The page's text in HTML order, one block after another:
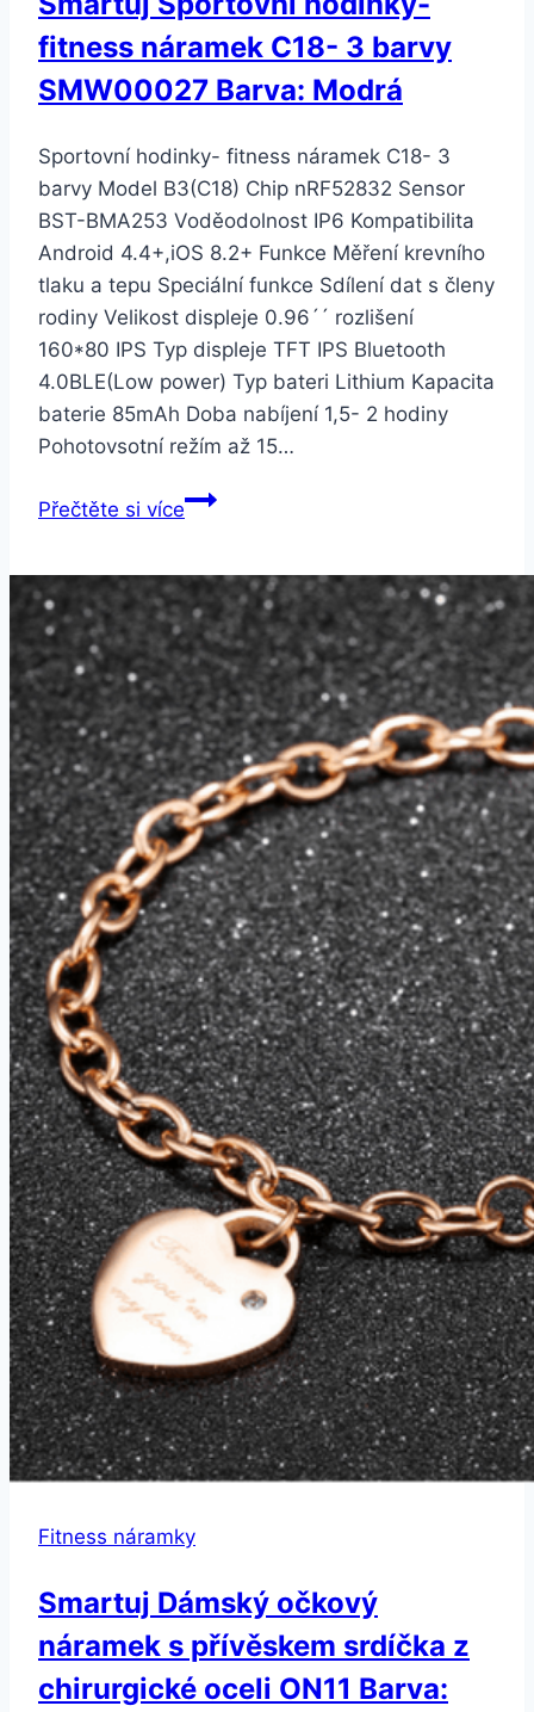
fitness náramek C18- 3 barvy
SMW00027 Barva: Modrá
Sportovní hodinky- fitness náramek C18- 3
barvy Model B3(C18) Chip nRF52832 Sensor
BST-BMA253 Voděodolnost IP6 Kompatibilita
Android 4.4+,iOS 8.2+ Funkce Měření krevního
tlaku a tepu Speciální funkce Sdílení dat s členy
rodiny Velikost displeje 0.96´´ rozlišení
160*80 IPS Typ displeje TFT IPS Bluetooth
4.0BLE(Low power) Typ bateri Lithium Kapacita
baterie 85mAh Doba nabíjení 1,5- 2 hodiny
Pohotovsotní režím až 15…
Přečtěte si víceSmartuj
fitness
náramek
C18-
3
barvy
SMW00027
Barva:
Modrá
Fitness náramky
Smartuj Dámský očkový
náramek s přívěskem srdíčka z
chirurgické oceli ON11 Barva: